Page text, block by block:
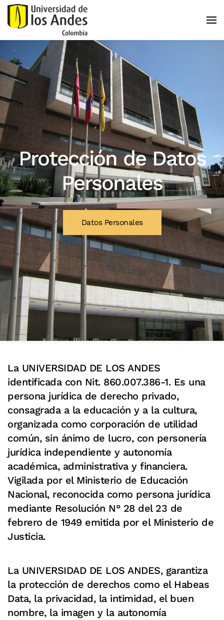
Skip to main content
Protección de Datos
Personales
Datos Personales
La UNIVERSIDAD DE LOS ANDES
identificada con Nit. 860.007.386-1. Es una
persona jurídica de derecho privado,
consagrada a la educación y a la cultura,
organizada como corporación de utilidad
común, sin ánimo de lucro, con personería
jurídica independiente y autonomía
académica, administrativa y financiera.
Vigilada por el Ministerio de Educación
Nacional, reconocida como persona jurídica
mediante Resolución N° 28 del 23 de
febrero de 1949 emitida por el Ministerio de
Justicia.
La UNIVERSIDAD DE LOS ANDES, garantiza
la protección de derechos como el Habeas
Data, la privacidad, la intimidad, el buen
nombre, la imagen y la autonomía